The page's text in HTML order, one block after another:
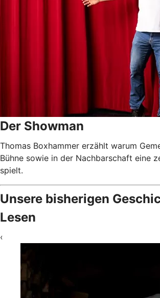
Der Showman
Thomas Boxhammer erzählt warum
Bühne sowie in der Nachbarschaft eine
spielt.
Unsere bisherigen
Lesen
‹